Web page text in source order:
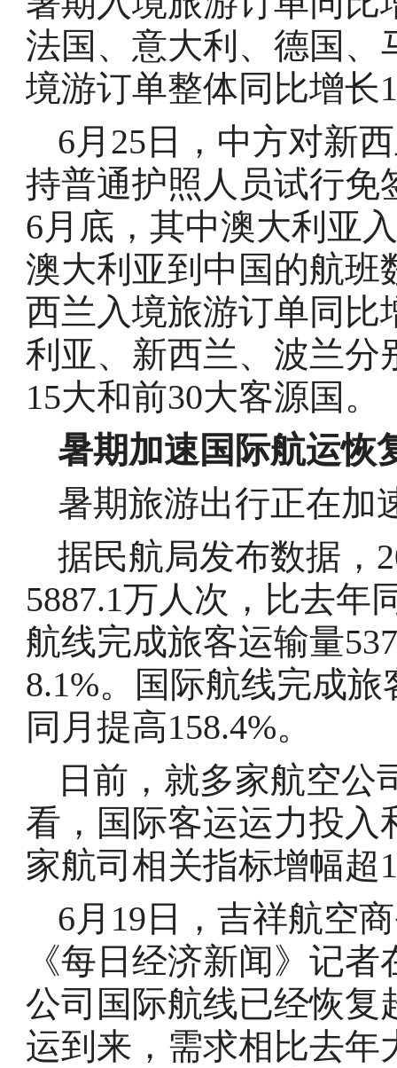
法国、意大利、德国、
境游订单整体同比增长
6月25日，中方对新
持普通护照人员试行免
6月底，其中澳大利亚
澳大利亚到中国的航班
西兰入境旅游订单同比
利亚、新西兰、波兰分
15大和前30大客源国。
暑期加速国际航运恢
暑期旅游出行正在加
据民航局发布数据，
5887.1万人次，比去年
航线完成旅客运输量
8.1%。国际航线完成
同月提高158.4%。
日前，就多家航空公
看，国际客运运力投入
家航司相关指标增幅超
6月19日，吉祥航空
《每日经济新闻》记
公司国际航线已经恢复
运到来，需求相比去年